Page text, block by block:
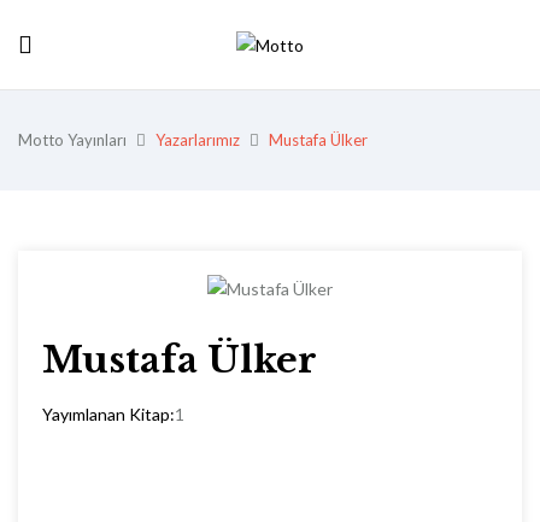
Motto Yayınları Yazarlarımız Mustafa Ülker
Mustafa Ülker
Yayımlanan Kitap:1